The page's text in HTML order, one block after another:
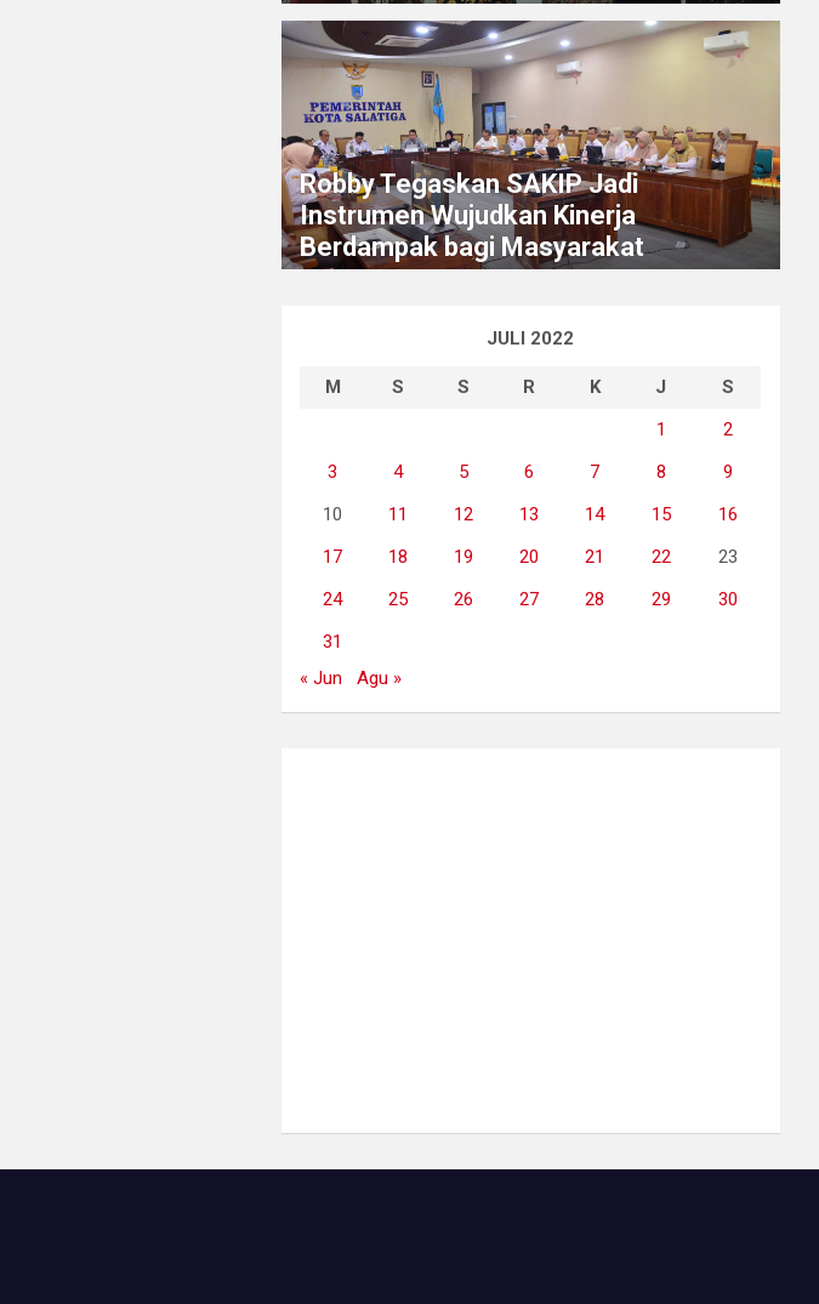
Robby Tegaskan SAKIP Jadi
Instrumen Wujudkan Kinerja
Berdampak bagi Masyarakat
JULI 2022
M S S R K J
S
1
2
3
4 5 6 7 8
9
10
11 12 13 14 15
16
17
18 19 20 21 22
23
24
25 26 27 28 29
30
31
« Jun
Agu »